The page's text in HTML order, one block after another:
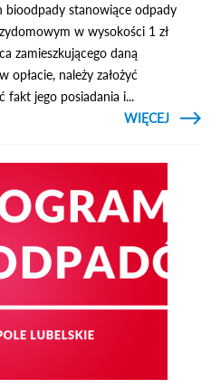
stanowiące odpady
w wysokości 1 zł
zamieszkującego daną
opłacie, należy założyć
fakt jego posiadania i...
CZYTAJ
WIĘCEJ